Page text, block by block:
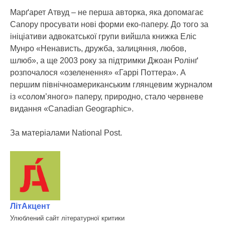
Марґарет Атвуд – не перша авторка, яка допомагає
Canopy просувати нові форми еко-паперу. До того за
ініціативи адвокатської групи вийшла книжка Еліс
Мунро «Ненависть, дружба, залицяння, любов,
шлюб», а ще 2003 року за підтримки Джоан Ролінґ
розпочалося «озеленення» «Гаррі Поттера». А
першим північноамериканським глянцевим журналом
із «солом’яного» паперу, природно, стало червневе
видання «Canadian Geographic».
За матеріалами National Post.
ЛітАкцент
Улюблений сайт літературної критики